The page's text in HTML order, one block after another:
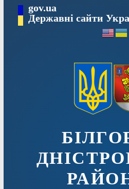
вмісту
gov.ua
Державні сайти